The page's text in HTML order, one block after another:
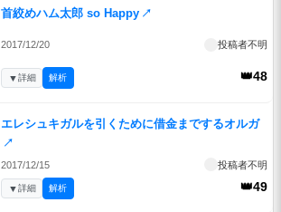
首絞めハム太郎 so Happy ↗
2017/12/20 投稿者不明
👑48
▼詳細 解析
エレシュキガルを引くために借金までするオルガ
↗
2017/12/15 投稿者不明
👑49
▼詳細 解析